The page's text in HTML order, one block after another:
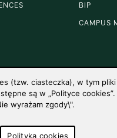
BIP
CAMPUS
(tzw. ciasteczka), w tym
są w „Polityce
wyrażam zgody\".
Polityka cookies